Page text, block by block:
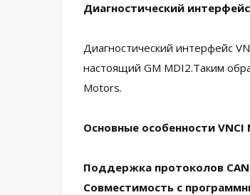
Диагностический
Диагностический интерфейс
настоящий GM MDI2.Таким
Motors.
Основные особенности VNCI
Поддержка протоколов CAN
Совместимость с